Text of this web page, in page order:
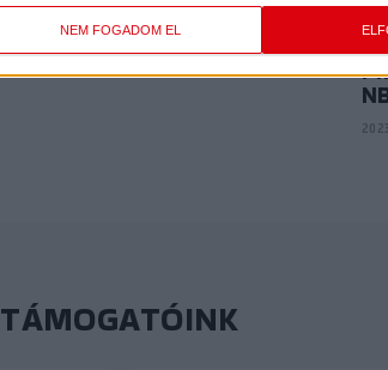
NEM FOGADOM EL
TÁMOGATÓINK